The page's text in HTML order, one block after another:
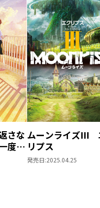
さな
度、
ムーンライズIII
リプス
発売日:2025.04.25